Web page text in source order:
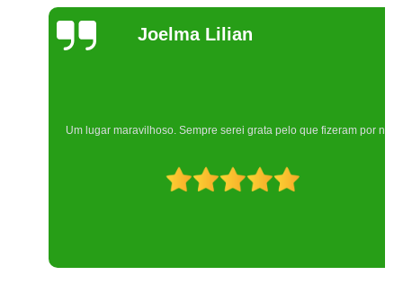
Joelma Lilian
Um lugar maravilhoso. Sempre serei grata pelo que fizeram por nós!